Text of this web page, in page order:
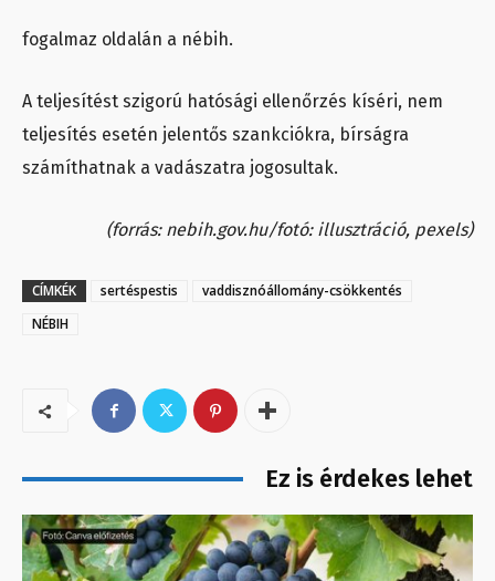
fogalmaz oldalán a nébih.
A teljesítést szigorú hatósági ellenőrzés kíséri, nem
teljesítés esetén jelentős szankciókra, bírságra
számíthatnak a vadászatra jogosultak.
(forrás: nebih.gov.hu/fotó: illusztráció, pexels)
CÍMKÉK sertéspestis
vaddisznóállomány-csökkentés
NÉBIH
Ez is érdekes lehet